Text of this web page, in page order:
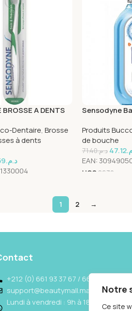
Notre
Ce site
BROSSE A DENTS
Dentaire, Brosse
à dents
د.م.
Sensodyne
Produits
de bouche
د.م.71.40
47.12
EAN:
UGS 8632
1 2 →
+212 (0) 661 93 37 67 / 662 69 10 87
support@beautymall.ma
Lundi à vendredi : 9h à 18h - Samedi :